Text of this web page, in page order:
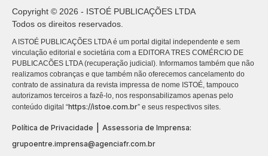
Copyright © 2026 - ISTOÉ PUBLICAÇÕES LTDA
Todos os direitos reservados.
A ISTOÉ PUBLICAÇÕES LTDA é um portal digital independente e sem
vinculação editorial e societária com a EDITORA TRES COMÉRCIO DE
PUBLICACÕES LTDA (recuperação judicial). Informamos também que não
realizamos cobranças e que também não oferecemos cancelamento do
contrato de assinatura da revista impressa de nome ISTOÉ, tampouco
autorizamos terceiros a fazê-lo, nos responsabilizamos apenas pelo
conteúdo digital “https://istoe.com.br” e seus respectivos sites.
Política de Privacidade
Assessoria de Imprensa:
grupoentre.imprensa@agenciafr.com.br